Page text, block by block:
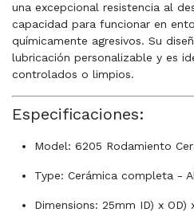
una excepcional resistencia al
capacidad para funcionar en
químicamente agresivos. Su
lubricación personalizable y es
controlados o limpios.
Especificaciones:
Model: 6205 Rodamiento
Type: Cerámica completa -
Dimensions: 25mm ID) x OD)